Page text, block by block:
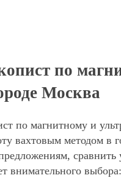
по
Москва
по магнитному и
вахтовым методом в
внимательного